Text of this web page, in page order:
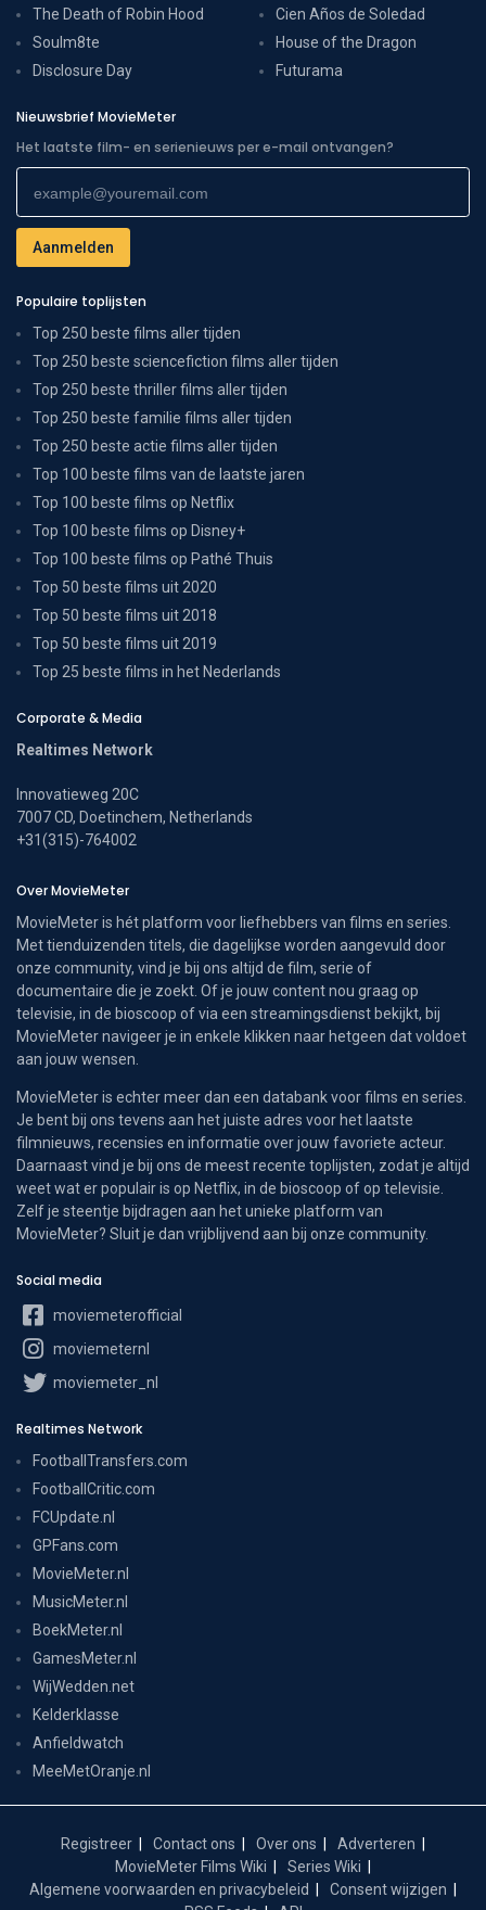
The Death of Robin Hood
Soulm8te
Disclosure Day
Cien Años de Soledad
House of the Dragon
Futurama
Nieuwsbrief MovieMeter
Het laatste film- en serienieuws per e-mail ontvangen?
Populaire toplijsten
Top 250 beste films aller tijden
Top 250 beste sciencefiction films aller tijden
Top 250 beste thriller films aller tijden
Top 250 beste familie films aller tijden
Top 250 beste actie films aller tijden
Top 100 beste films van de laatste jaren
Top 100 beste films op Netflix
Top 100 beste films op Disney+
Top 100 beste films op Pathé Thuis
Top 50 beste films uit 2020
Top 50 beste films uit 2018
Top 50 beste films uit 2019
Top 25 beste films in het Nederlands
Corporate & Media
Realtimes Network
Innovatieweg 20C
7007 CD, Doetinchem, Netherlands
+31(315)-764002
Over MovieMeter
MovieMeter is hét platform voor liefhebbers van films en series.
Met tienduizenden titels, die dagelijkse worden aangevuld door
onze community, vind je bij ons altijd de film, serie of
documentaire die je zoekt. Of je jouw content nou graag op
televisie, in de bioscoop of via een streamingsdienst bekijkt, bij
MovieMeter navigeer je in enkele klikken naar hetgeen dat voldoet
aan jouw wensen.
MovieMeter is echter meer dan een databank voor films en series.
Je bent bij ons tevens aan het juiste adres voor het laatste
filmnieuws, recensies en informatie over jouw favoriete acteur.
Daarnaast vind je bij ons de meest recente toplijsten, zodat je altijd
weet wat er populair is op Netflix, in de bioscoop of op televisie.
Zelf je steentje bijdragen aan het unieke platform van
MovieMeter? Sluit je dan vrijblijvend aan bij onze community.
Social media
moviemeterofficial
moviemeternl
moviemeter_nl
Realtimes Network
FootballTransfers.com
FootballCritic.com
FCUpdate.nl
GPFans.com
MovieMeter.nl
MusicMeter.nl
BoekMeter.nl
GamesMeter.nl
WijWedden.net
Kelderklasse
Anfieldwatch
MeeMetOranje.nl
Registreer Contact ons Over ons
Adverteren
MovieMeter Films Wiki
Series Wiki
Algemene voorwaarden en privacybeleid
Consent wijzigen